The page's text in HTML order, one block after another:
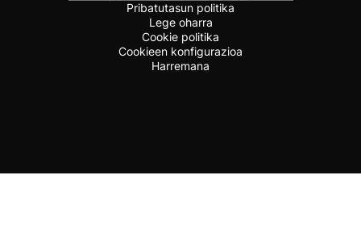
Pribatutasun politika
Lege oharra
Cookie politika
Cookieen konfigurazioa
Harremana